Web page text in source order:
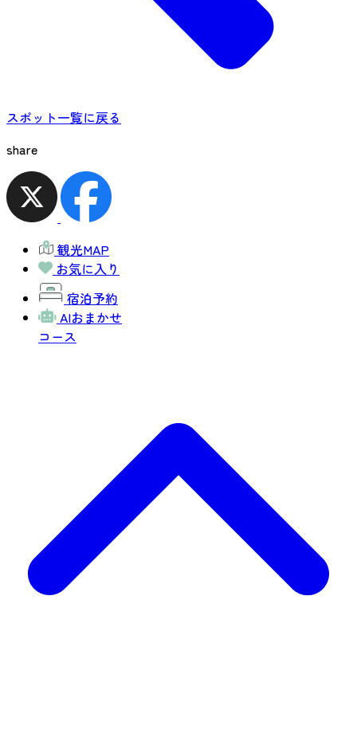
スポット一覧に戻る
share
観光MAP
お気に入り
宿泊予約
AIおまかせ
コース